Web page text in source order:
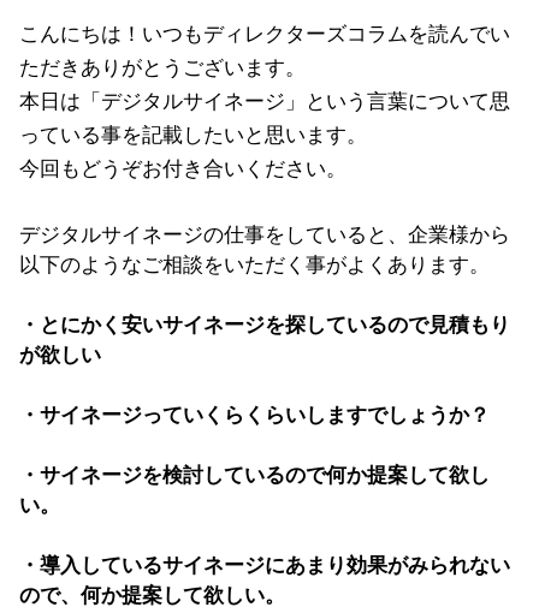
こんにちは！いつもディレクターズコラムを読んでい
ただきありがとうございます。
本日は「デジタルサイネージ」という言葉について思
っている事を記載したいと思います。
今回もどうぞお付き合いください。
デジタルサイネージの仕事をしていると、企業様から
以下のようなご相談をいただく事がよくあります。
・とにかく安いサイネージを探しているので見積もり
が欲しい
・サイネージっていくらくらいしますでしょうか？
・サイネージを検討しているので何か提案して欲し
い。
・導入しているサイネージにあまり効果がみられない
ので、何か提案して欲しい。